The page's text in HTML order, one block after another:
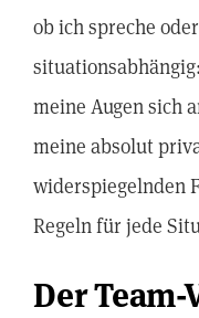
ob ich spreche
meine Augen sich
meine absolut
widerspiegelnden
Regeln für jede
Der